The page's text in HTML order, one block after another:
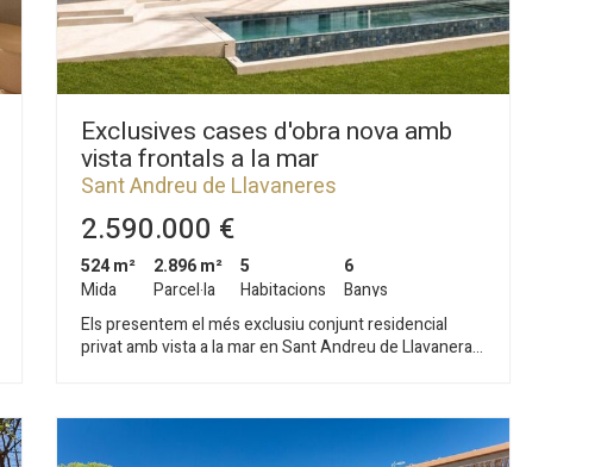
Exclusives cases d'obra nova amb
vista frontals a la mar
Sant Andreu de Llavaneres
2.590.000 €
524 m²
Mida
2.896 m²
Parcel·la
5
Habitacions
6
Banys
Els presentem el més exclusiu conjunt residencial
privat amb vista a la mar en Sant Andreu de Llavaneras.
privat, amb impressionants i úniques vistes a la mar.
Situades a només cinc minuts de l'encantador poble de
Sant Andreu de Llavaneras, aquestes propietats són el